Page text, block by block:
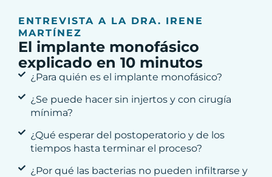
ENTREVISTA A LA DRA. IRENE
MARTÍNEZ
El implante monofásico
explicado en 10 minutos
¿Para quién es el implante monofásico?
¿Se puede hacer sin injertos y con cirugía
mínima?
¿Qué esperar del postoperatorio y de los
tiempos hasta terminar el proceso?
¿Por qué las bacterias no pueden infiltrarse y